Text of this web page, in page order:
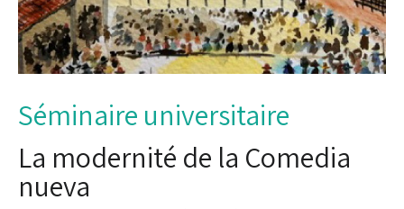
Séminaire universitaire
La modernité de la Comedia
nueva